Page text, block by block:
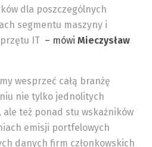
dla poszczególnych
segmentu maszyny i
IT – mówi Mieczysław
wesprzeć całą branżę
nie tylko jednolitych
też ponad stu wskaźników
emisji portfelowych
danych firm członkowskich